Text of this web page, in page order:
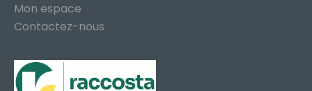
Mon espace
Contactez-nous